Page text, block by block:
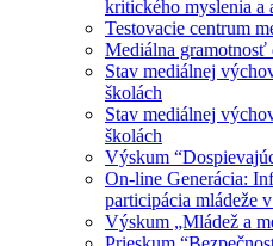
kritického myslenia a
Testovacie centrum
Mediálna gramotnosť
Stav mediálnej
školách
Stav mediálnej
školách
Výskum
On-line Generácia:
participácia mládeže
Výskum „Mládež a